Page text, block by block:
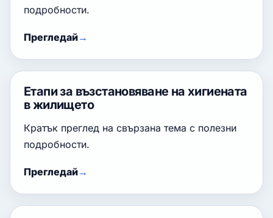
подробности.
Прегледай
Етапи за възстановяване на хигиената
в жилището
Кратък преглед на свързана тема с полезни
подробности.
Прегледай